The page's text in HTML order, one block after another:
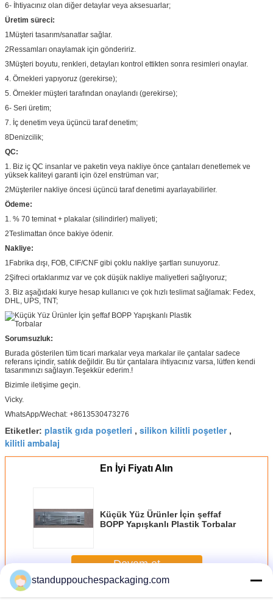
6- İhtiyacınız olan diğer detaylar veya aksesuarlar;
Üretim süreci:
1Müşteri tasarım/sanatlar sağlar.
2Ressamları onaylamak için göndeririz.
3Müşteri boyutu, renkleri, detayları kontrol ettikten sonra resimleri onaylar.
4. Örnekleri yapıyoruz (gerekirse);
5. Örnekler müşteri tarafından onaylandı (gerekirse);
6- Seri üretim;
7. İç denetim veya üçüncü taraf denetim;
8Denizcilik;
QC:
1. Biz iç QC insanlar ve paketin veya nakliye önce çantaları denetlemek ve
yüksek kaliteyi garanti için özel enstrüman var;
2Müşteriler nakliye öncesi üçüncü taraf denetimi ayarlayabilirler.
Ödeme:
1. % 70 teminat + plakalar (silindirler) maliyeti;
2Teslimattan önce bakiye ödenir.
Nakliye:
1Fabrika dışı, FOB, CIF/CNF gibi çoklu nakliye şartları sunuyoruz.
2Şifreci ortaklarımız var ve çok düşük nakliye maliyetleri sağlıyoruz;
3. Biz aşağıdaki kurye hesap kullanıcı ve çok hızlı teslimat sağlamak: Fedex,
DHL, UPS, TNT;
Sorumsuzluk:
Burada gösterilen tüm ticari markalar veya markalar ile çantalar sadece
referans içindir, satılık değildir. Bu tür çantalara ihtiyacınız varsa, lütfen kendi
tasarımınızı sağlayın.Teşekkür ederim.!
Bizimle iletişime geçin.
Vicky.
WhatsApp/Wechat: +8613530473276
Etiketler: plastik gıda poşetleri , silikon kilitli poşetler,
kilitli ambalaj
En İyi Fiyatı Alın
Küçük Yüz Ürünler İçin şeffaf
BOPP Yapışkanlı Plastik Torbalar
Devam et
DahaKilit Plastik Çanta Zip
standuppouchespackaging.com